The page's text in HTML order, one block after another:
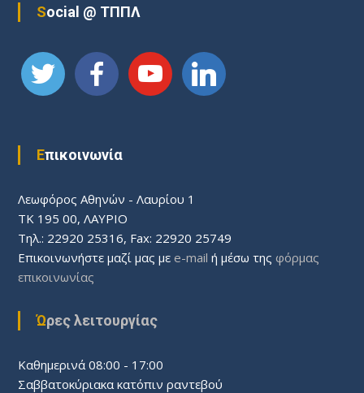
ρ
θ
ν
Social @ ΤΠΠΛ
Επικοινωνία
Λεωφόρος Aθηνών - Λαυρίου 1
ΤΚ 195 00, ΛΑΥΡΙΟ
Τηλ.: 22920 25316, Fax: 22920 25749
Επικοινωνήστε μαζί μας με e-mail ή μέσω της φόρμας
επικοινωνίας
Ώρες λειτουργίας
Καθημερινά 08:00 - 17:00
Σαββατοκύριακα κατόπιν ραντεβού